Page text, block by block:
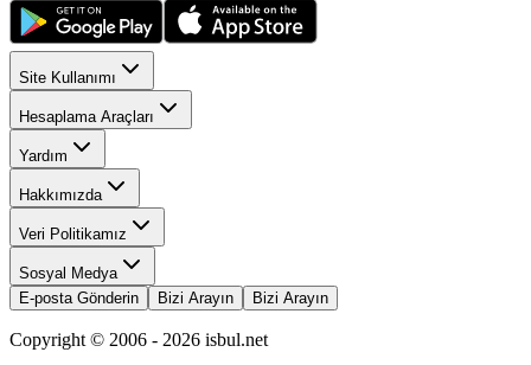
Site Kullanımı
Hesaplama Araçları
Yardım
Hakkımızda
Veri Politikamız
Sosyal Medya
E-posta Gönderin
Bizi Arayın Bizi Arayın
Copyright © 2006 - 2026 isbul.net